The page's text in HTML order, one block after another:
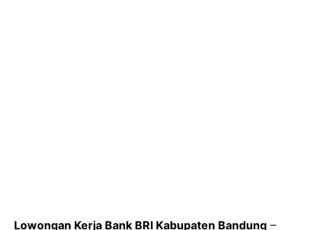
Lowongan Kerja Bank BRI Kabupaten Bandung –